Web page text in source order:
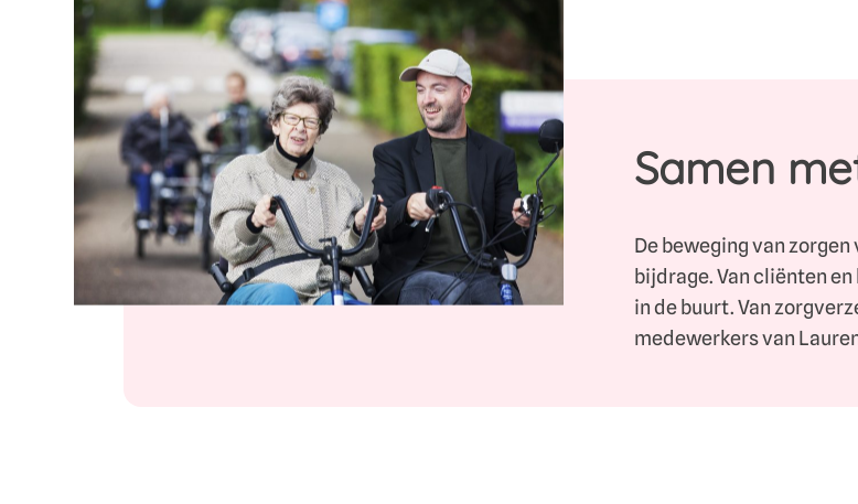
Samen
De beweging van
bijdrage. Van cliënten
in de buurt. Van
medewerkers van